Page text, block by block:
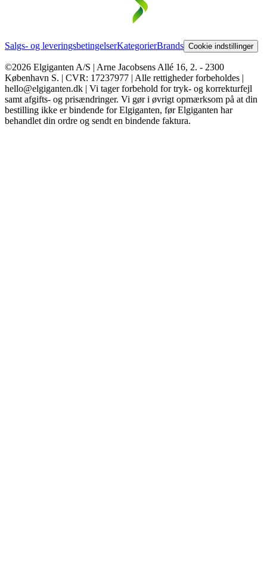
Salgs- og leveringsbetingelserKategorierBrands Cookie indstillinger
©2026 Elgiganten A/S | Arne Jacobsens Allé 16, 2. - 2300
København S. | CVR: 17237977 | Alle rettigheder forbeholdes |
hello@elgiganten.dk | Vi tager forbehold for tryk- og korrekturfejl
samt afgifts- og prisændringer. Vi gør i øvrigt opmærksom på at din
bestilling ikke er bindende for Elgiganten, før Elgiganten har
behandlet din ordre og sendt en bindende faktura.